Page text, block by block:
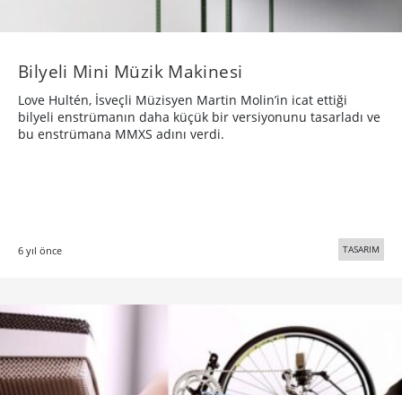
Bilyeli Mini Müzik Makinesi
Love Hultén, İsveçli Müzisyen Martin Molin’in icat ettiği
bilyeli enstrümanın daha küçük bir versiyonunu tasarladı ve
bu enstrümana MMXS adını verdi.
6 yıl önce TASARIM